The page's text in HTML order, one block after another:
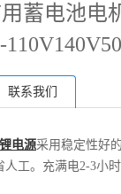
蓄电池电
联系我们
电源采用稳定性好
人工。充满电2-3小